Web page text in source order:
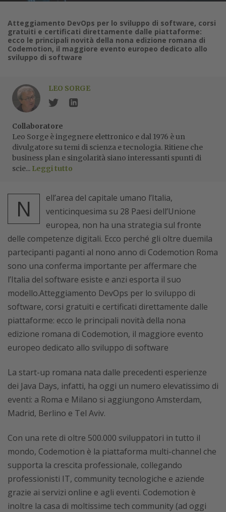
Atteggiamento DevOps per lo sviluppo di software, corsi
gratuiti e certificati direttamente dalle piattaforme:
ecco le principali novità della nona edizione romana di
Codemotion, il maggiore evento europeo dedicato allo
sviluppo di software
LEO SORGE
Collaboratore
Leo Sorge è ingegnere elettronico e dal 1976 è un
divulgatore su temi di scienza e tecnologia. Ritiene che
business plan e singolarità siano interessanti spunti di
scie... Leggi tutto
N
ell’area del capitale umano l’Italia,
venticinquesima su 28 Paesi dell’Unione
europea, non ha una strategia sul fronte
delle competenze digitali. Ecco perché gli oltre duemila
partecipanti paganti al nono anno di Codemotion Roma
sono una conferma importante per affermare che
l’Italia del software esiste e anzi esporta il suo
modello.Atteggiamento DevOps per lo sviluppo di
software, corsi gratuiti e certificati direttamente dalle
piattaforme: ecco le principali novità della nona
edizione romana di Codemotion, il maggiore evento
europeo dedicato allo sviluppo di software
La start-up romana nata dalle precedenti esperienze
dei Java Days, infatti, ha oggi un numero elevatissimo di
eventi: a Roma e Milano si aggiungono Amsterdam,
Madrid, Berlino e Tel Aviv.
Con una rete di oltre 500.000 sviluppatori in tutto il
mondo, Codemotion è la piattaforma multi-channel che
supporta la crescita professionale, collegando
professionisti IT, community tecnologiche e aziende
grazie ai servizi online e agli eventi. Codemotion è
inoltre la casa di moltissime tech community (ad oggi